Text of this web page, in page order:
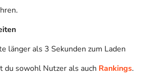
länger als 3 Sekunden zum Laden
du sowohl Nutzer als auch Rankings.